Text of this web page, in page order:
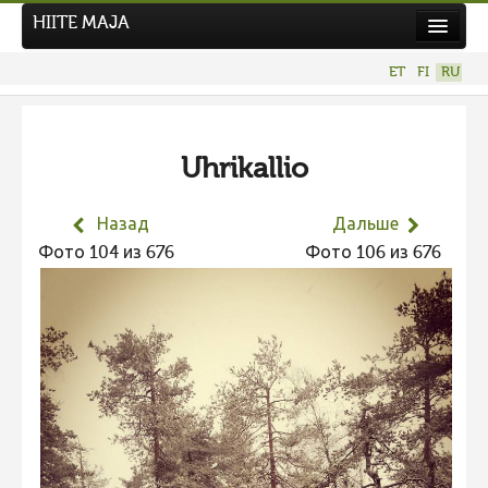
Hiite kuvavõistlus 2026
Фотоконкурс 2025
Фотоконкурс 2024
Не учитываются 2024
Видео 2024
Фотоконкурс 2023
HIITE MAJA
ET FI RU
Uhrikallio
Назад
Фото 104 из 676
Дальше
Фото 106 из 676